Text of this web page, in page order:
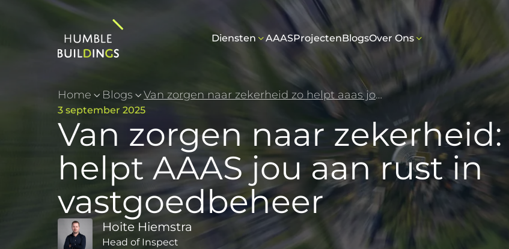
Diensten AAASProjectenBlogsOver Ons
Home Blogs Van zorgen naar zekerheid zo helpt aaas jou aan rust in vastgoedbeheer
3 september 2025
Van zorgen naar zekerheid:
helpt AAAS jou aan rust in
vastgoedbeheer
Hoite Hiemstra
Head of Inspect